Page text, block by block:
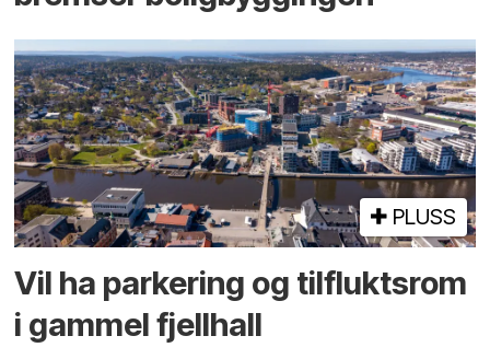
PLUSS
Vil ha parkering og tilflukts­rom
i gammel fjellhall